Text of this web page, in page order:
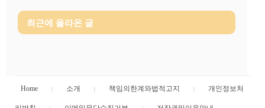
최근에 올라온 글
Home 소개 책임의한계와법적고지 개인정보처